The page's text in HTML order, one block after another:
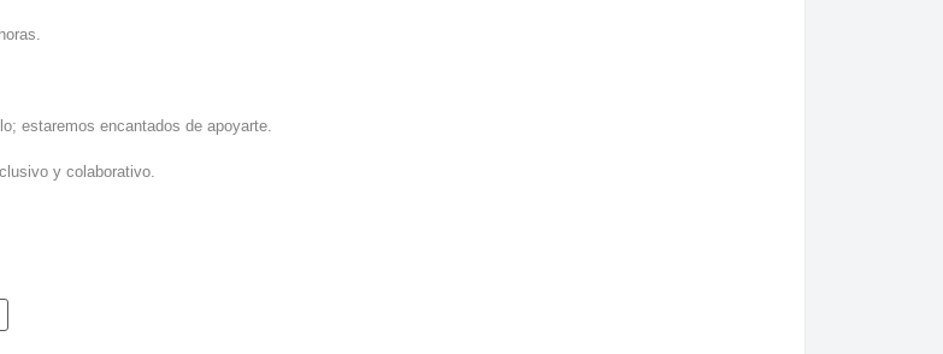
estaremos encantados de apoyarte.
y colaborativo.